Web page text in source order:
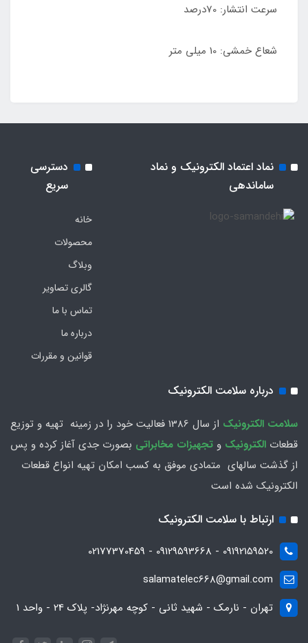
سرعت انتشار: 70درصد
شعاع خمشی: 10 میلی متر
نماد اعتماد الکترونیک و نماد
ساماندهی
دسترسی
سریع
خانه
محصولات
وبلاگ
گالری تصاویر
تماس با ما
درباره ما
قوانین و مقررات
درباره سلامت الکترونیک
سلامت الكترونيك
از سال 1386 فعاليت خود را در زمينه تهيه و توزیع
قطعات الکترونیک و تجهیزات مخابراتی بصورت جدي آغاز كرده و پس
از گذشت سالهاي متمادي موفق به کسب امکان تهیه انواع قطعات
الکترونیک شده است
ارتباط با سلامت الکترونیک
09192159520 - 09129593668 - 02177370459
salamatelec668@gmail.com
تهران - نارمک - شهید ثانی - کوچه مهرنژاد- پلاک 24 - واحد 1